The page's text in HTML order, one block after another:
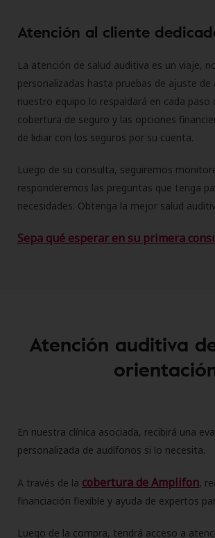
Atención al cliente
La atención de salud auditiva es un viaje,
personalizadas hasta pruebas de ajuste
nuestro equipo lo respaldará en cada
cobertura de seguro y las opciones
de lidiar con los seguros por su cuenta.
Luego de su consulta, seguiremos
responderemos las preguntas que tenga
necesidades. Obtenga la mejor salud
Sepa qué esperar en su primera
Atención auditiva
En nuestra clínica asociada, recibirá una
personalizada de audífonos si lo necesita.
A través de la cobertura de Amplifon,
financiación flexible y ayuda de expertos
Luego de la compra, tendrá acceso a